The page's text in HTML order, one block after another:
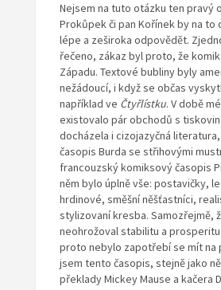
Nejsem na tuto otázku ten pravý
Prokůpek či pan Kořínek by na to
lépe a zeširoka odpovědět.
řečeno, zákaz byl proto, že
Západu. Textové bubliny byly
nežádoucí, i když se občas
například ve Čtyřlístku. V době
existovalo pár obchodů s
docházela i cizojazyčná
časopis Burda se střihovými
francouzský komiksový časopis
něm bylo úplně vše: postavičky,
hrdinové, směšní něšťastníci,
stylizovaní kresba. Samozřejmě,
neohrožoval stabilitu a
proto nebylo zapotřebí se mít na
jsem tento časopis, stejně jako
překlady Mickey Mause a kačera